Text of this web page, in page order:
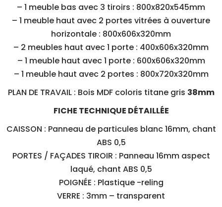
– 1 meuble bas avec 3 tiroirs : 800x820x545mm
– 1 meuble haut avec 2 portes vitrées à ouverture
horizontale : 800x606x320mm
– 2 meubles haut avec 1 porte : 400x606x320mm
– 1 meuble haut avec 1 porte : 600x606x320mm
– 1 meuble haut avec 2 portes : 800x720x320mm
PLAN DE TRAVAIL : Bois MDF coloris titane gris 38mm
FICHE TECHNIQUE DÉTAILLÉE
CAISSON : Panneau de particules blanc 16mm, chant
ABS 0,5
PORTES / FAÇADES TIROIR : Panneau 16mm aspect
laqué, chant ABS 0,5
POIGNÉE : Plastique -reling
VERRE : 3mm – transparent